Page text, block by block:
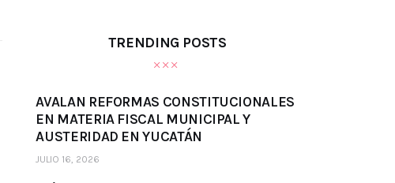
TRENDING POSTS
AVALAN REFORMAS CONSTITUCIONALES
EN MATERIA FISCAL MUNICIPAL Y
AUSTERIDAD EN YUCATÁN
JULIO 16, 2026